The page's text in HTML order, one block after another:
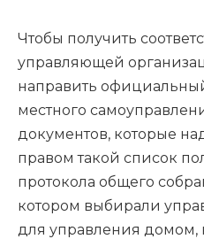
Чтобы получить
управляющей
направить
местного
документов, которые
правом такой список
протокола общего
котором выбирали
для управления